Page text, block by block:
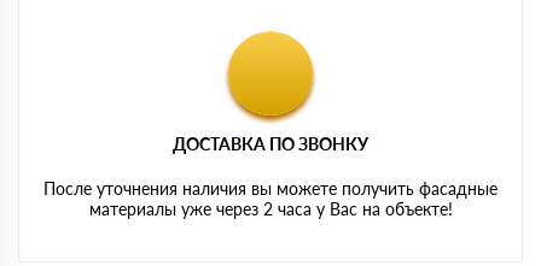
ДОСТАВКА ПО ЗВОНКУ
После уточнения наличия вы можете получить фасадные
материалы уже через 2 часа у Вас на объекте!